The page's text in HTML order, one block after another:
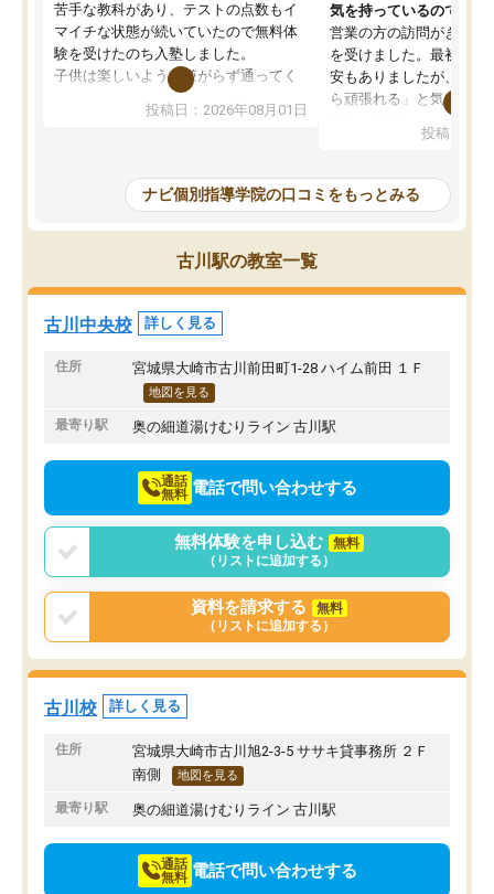
苦手な教科があり、テストの点数もイ
マイチな状態が続いていたので無料体
験を受けたのち入塾しました。
子供は楽しいようで嫌がらず通ってく
先生は良い方が多く、いつも笑顔で対
教室は少し狭い印象なので夜の時間帯
など生徒さんが多い時間帯は手狭では
ないかな？と感じます。
また駅前にあるのでアクセスは良いで
すが駐車場がないのでお迎えの際に近
隣のコインパーキングを利用または路
上駐車をするしかない点が少し不便で
投稿日：2026年08月01日
気を持っているので安心
営業の方の訪問がきっか
を受けました。最初は続
安もありましたが、子ど
ら頑張れる」と気に入り
ても分かりやすく、学
方を丁寧に教えてくださ
が深まっていると感じま
熱心で、一人ひとりの苦
前より勉強に前向きに取
りたいと思える塾です。
投稿日：
ナビ個別指導学院の口コミをもっとみる
古川駅の教室一覧
古川中央校 詳しく見る
住所 宮城県大崎市古川前田町1-28 ハイム前田 １Ｆ
地図を見る
最寄り駅 奥の細道湯けむりライン 古川駅
通話
無料 電話で問い合わせする
無料体験を申し込む
無料
（リストに追加する）
資料を請求する
無料
（リストに追加する）
古川校 詳しく見る
住所
宮城県大崎市古川旭2-3-5 ササキ貸事務所 ２Ｆ
南側
地図を見る
最寄り駅 奥の細道湯けむりライン 古川駅
通話
無料 電話で問い合わせする